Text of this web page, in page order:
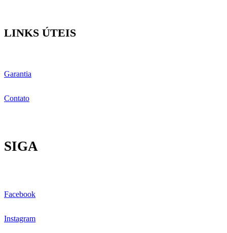
LINKS ÚTEIS
Garantia
Contato
SIGA
Facebook
Instagram